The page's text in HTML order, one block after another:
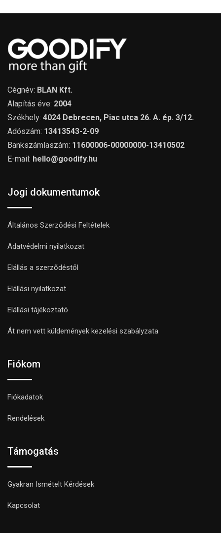
Cégnév: BLAN Kft.
Alapítás éve: 2004
Székhely: 4024 Debrecen, Piac utca 26. A. ép. 3/12.
Adószám: 13413543-2-09
Bankszámlaszám: 11600006-00000000-13410502
E-mail: hello@goodify.hu
Jogi dokumentumok
Általános Szerződési Feltételek
Adatvédelmi nyilatkozat
Elállás a szerződéstől
Elállási nyilatkozat
Elállási tájékoztató
Át nem vett küldemények kezelési szabályzata
Fiókom
Fiókadatok
Rendelések
Támogatás
Gyakran Ismételt Kérdések
Kapcsolat